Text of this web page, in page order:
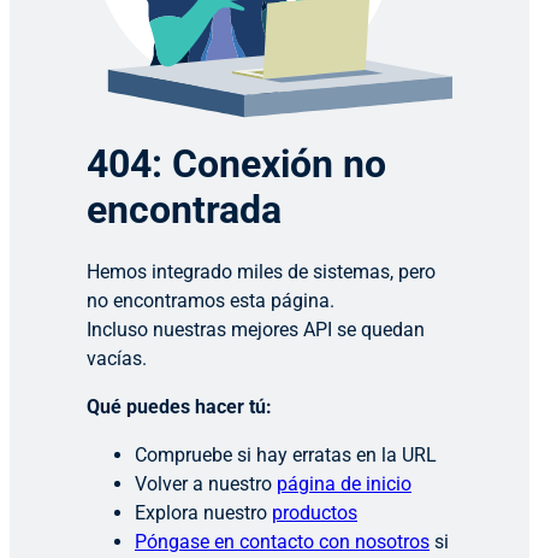
404: Conexión no
encontrada
Hemos integrado miles de sistemas, pero
no encontramos esta página.
Incluso nuestras mejores API se quedan
vacías.
Qué puedes hacer tú:
Compruebe si hay erratas en la URL
Volver a nuestro página de inicio
Explora nuestro productos
Póngase en contacto con nosotros si